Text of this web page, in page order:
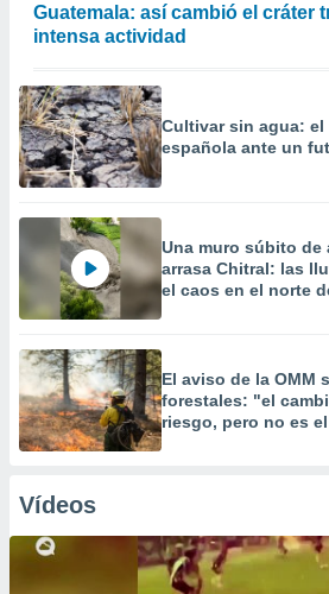
Guatemala: así cambió el cráter
intensa actividad
Cultivar sin agua:
española ante un
Una muro súbito de
arrasa Chitral: las
el caos en el norte
El aviso de la OMM
forestales: "el
riesgo, pero no es
Vídeos